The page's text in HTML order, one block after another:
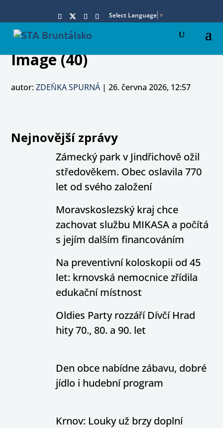
Select Language ▼
Image (40)
autor:ZDEŇKA SPURNÁ|26. června 2026, 12:57
Nejnovější zprávy
Zámecký park v Jindřichově ožil
středověkem. Obec oslavila 770
let od svého založení
Moravskoslezský kraj chce
zachovat službu MIKASA a počítá
s jejím dalším financováním
Na preventivní koloskopii od 45
let: krnovská nemocnice zřídila
edukační místnost
Oldies Party rozzáří Dívčí Hrad
hity 70., 80. a 90. let
Den obce nabídne zábavu, dobré
jídlo i hudební program
Krnov: Louky už brzy doplní